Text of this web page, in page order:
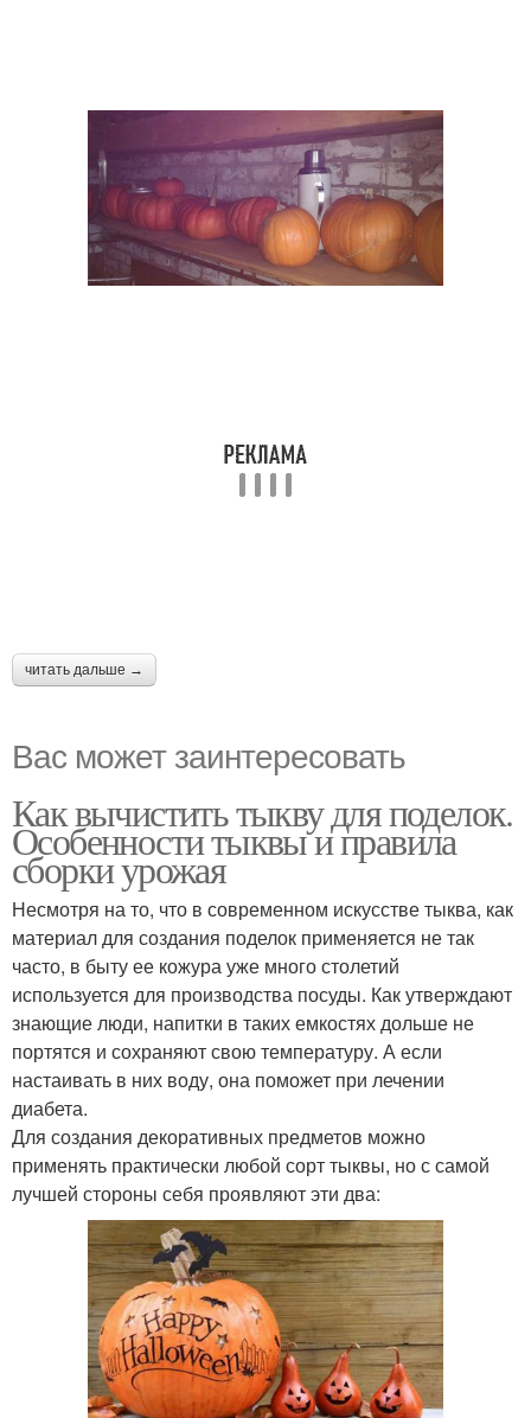
читать дальше →
Вас может заинтересовать
Как вычистить тыкву для поделок.
Особенности тыквы и правила
сборки урожая
Несмотря на то, что в современном искусстве тыква, как
материал для создания поделок применяется не так
часто, в быту ее кожура уже много столетий
используется для производства посуды. Как утверждают
знающие люди, напитки в таких емкостях дольше не
портятся и сохраняют свою температуру. А если
настаивать в них воду, она поможет при лечении
диабета.
Для создания декоративных предметов можно
применять практически любой сорт тыквы, но с самой
лучшей стороны себя проявляют эти два: